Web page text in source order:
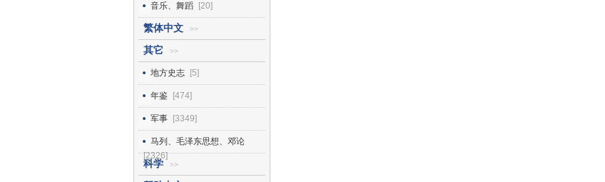
音乐、舞蹈 [20]
繁体中文 >>
其它 >>
地方史志 [5]
年鉴 [474]
军事 [3349]
马列、毛泽东思想、邓论
[2326]
科学 >>